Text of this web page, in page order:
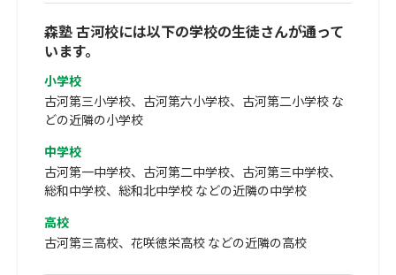
森塾 古河校には以下の学校の生徒さんが通って
います。
小学校
古河第三小学校、古河第六小学校、古河第二小学校 な
どの近隣の小学校
中学校
古河第一中学校、古河第二中学校、古河第三中学校、
総和中学校、総和北中学校 などの近隣の中学校
高校
古河第三高校、花咲徳栄高校 などの近隣の高校